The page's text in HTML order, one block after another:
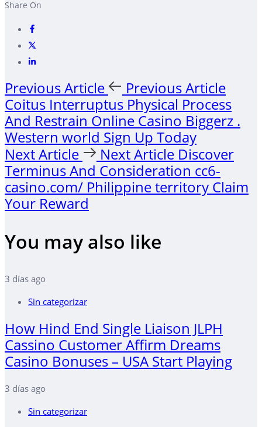
Share On
Previous Article
Previous Article
Coitus Interruptus Physical Process
And Restrain Online Casino Biggerz .
Western world Sign Up Today
Next Article
Next Article Discover
Terminus And Consideration cc6-
casino.com/ Philippine territory Claim
Your Reward
You may also like
3 días ago
Sin categorizar
How Hind End Single Liaison JLPH
Cassino Customer Affirm Dreams
Casino Bonuses – USA Start Playing
3 días ago
Sin categorizar